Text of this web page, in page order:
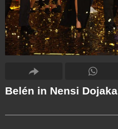
Belén in Nensi Dojaka